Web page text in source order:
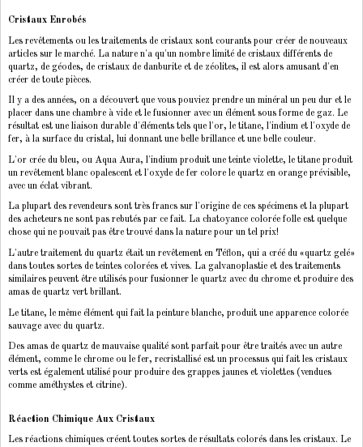
Cristaux Enrobés
Les revêtements ou les traitements de cristaux sont courants pour créer de nouveaux
articles sur le marché. La nature n'a qu'un nombre limité de cristaux différents de
quartz, de géodes, de cristaux de danburite et de zéolites, il est alors amusant d'en
créer de toute pièces.
Il y a des années, on a découvert que vous pouviez prendre un minéral un peu dur et le
placer dans une chambre à vide et le fusionner avec un élément sous forme de gaz. Le
résultat est une liaison durable d'éléments tels que l'or, le titane, l'indium et l'oxyde de
fer, à la surface du cristal, lui donnant une belle brillance et une belle couleur.
L'or crée du bleu, ou Aqua Aura, l'indium produit une teinte violette, le titane produit
un revêtement blanc opalescent et l'oxyde de fer colore le quartz en orange prévisible,
avec un éclat vibrant.
La plupart des revendeurs sont très francs sur l'origine de ces spécimens et la plupart
des acheteurs ne sont pas rebutés par ce fait. La chatoyance colorée folle est quelque
chose qui ne pouvait pas être trouvé dans la nature pour un tel prix!
L'autre traitement du quartz était un revêtement en Téflon, qui a créé du «quartz gelé»
dans toutes sortes de teintes colorées et vives. La galvanoplastie et des traitements
similaires peuvent être utilisés pour fusionner le quartz avec du chrome et produire des
amas de quartz vert brillant.
Le titane, le même élément qui fait la peinture blanche, produit une apparence colorée
sauvage avec du quartz.
Des amas de quartz de mauvaise qualité sont parfait pour être traités avec un autre
élément, comme le chrome ou le fer, recristallisé est un processus qui fait les cristaux
verts est également utilisé pour produire des grappes jaunes et violettes (vendues
comme améthystes et citrine).
Réaction Chimique Aux Cristaux
Les réactions chimiques créent toutes sortes de résultats colorés dans les cristaux. Le